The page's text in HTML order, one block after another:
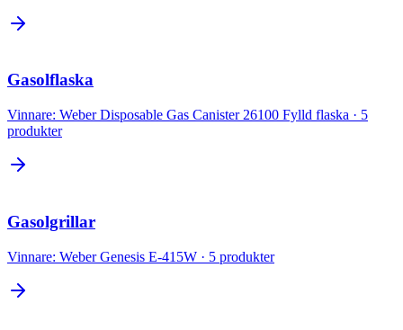
Gasolflaska
Vinnare: Weber Disposable Gas Canister 26100 Fylld flaska · 5
produkter
Gasolgrillar
Vinnare: Weber Genesis E-415W · 5 produkter